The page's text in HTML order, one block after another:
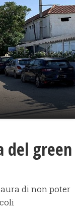
del green
di non poter